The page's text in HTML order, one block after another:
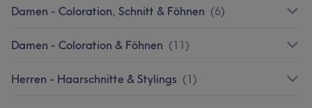
Damen - Coloration, Schnitt & Föhnen (6)
Damen - Coloration & Föhnen (11)
Herren - Haarschnitte & Stylings (1)